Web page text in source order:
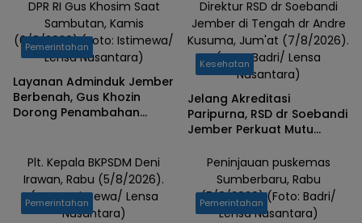
DPR RI Gus Khosim Saat
Sambutan, Kamis
(6/8/2026).(Foto: Istimewa/
Lensa Nusantara)
Pemerintahan
Layanan Adminduk Jember
Berbenah, Gus Khozin
Dorong Penambahan
Direktur RSD dr Soebandi
Jember di Tengah dr Andre
Kusuma, Jum'at (7/8/2026).
(Foto: Badri/ Lensa
Nusantara)
Kesehatan
Jelang Akreditasi
Paripurna, RSD dr Soebandi
Jember Perkuat Mutu
Ditingkatkan
Plt. Kepala BKPSDM Deni
Irawan, Rabu (5/8/2026).
(Foto: Istimewa/ Lensa
Nusantara)
Pemerintahan
Peninjauan puskemas
Sumberbaru, Rabu
(5/8/2026).(Foto: Badri/
Lensa Nusantara)
Pemerintahan